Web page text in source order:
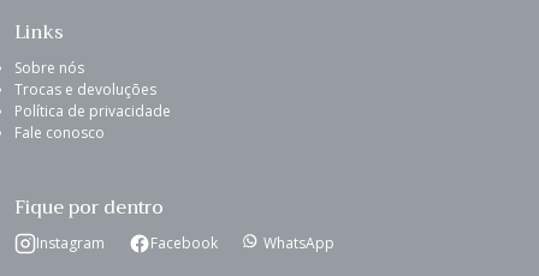
Links
Sobre nós
Trocas e devoluções
Política de privacidade
Fale conosco
Fique por dentro
Instagram Facebook WhatsApp